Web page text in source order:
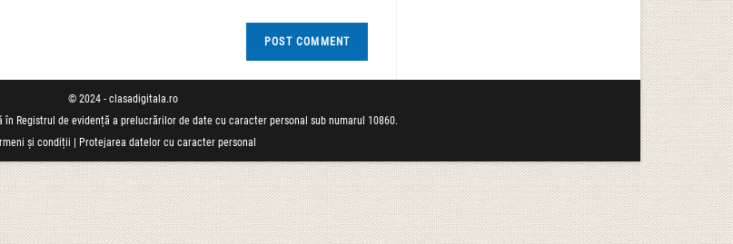
© 2024 - clasadigitala.ro
în Registrul de evidență a prelucrărilor de date cu caracter personal sub numarul 10860.
și condiții
Protejarea datelor cu caracter personal